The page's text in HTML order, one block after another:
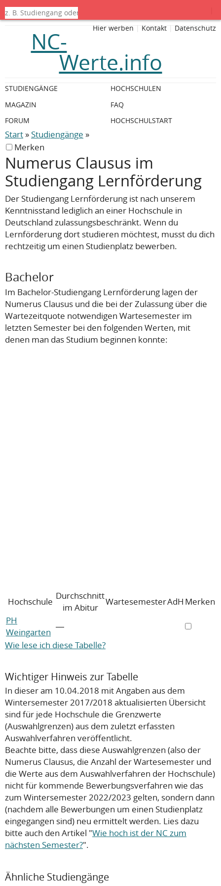
Start » Studiengänge »
Merken
Numerus Clausus im
Studiengang Lernförderung
Der Studiengang Lernförderung ist nach unserem
Kenntnisstand lediglich an einer Hochschule in
Deutschland zulassungsbeschränkt. Wenn du
Lernförderung dort studieren möchtest, musst du dich
rechtzeitig um einen Studienplatz bewerben.
Bachelor
Im Bachelor-Studiengang Lernförderung lagen der
Numerus Clausus und die bei der Zulassung über die
Wartezeitquote notwendigen Wartesemester im
letzten Semester bei den folgenden Werten, mit
denen man das Studium beginnen konnte:
Hochschule
Durchschnitt
im Abitur
WartesemesterAdH Merken
PH
Weingarten
―
Wie lese ich diese Tabelle?
Wichtiger Hinweis zur Tabelle
In dieser am 10.04.2018 mit Angaben aus dem
Wintersemester 2017/2018 aktualisierten Übersicht
sind für jede Hochschule die Grenzwerte
(Auswahlgrenzen) aus dem zuletzt erfassten
Auswahlverfahren veröffentlicht.
Beachte bitte, dass diese Auswahlgrenzen (also der
Numerus Clausus, die Anzahl der Wartesemester und
die Werte aus dem Auswahlverfahren der Hochschule)
nichtfür kommende Bewerbungsverfahren wie das
zum Wintersemester 2022/2023 gelten, sondern dann
(nachdem alle Bewerbungen um einen Studienplatz
eingegangen sind) neu ermittelt werden. Lies dazu
bitte auch den Artikel "Wie hoch ist der NC zum
nächsten Semester?".
Ähnliche Studiengänge
Hier werben | Kontakt | Datenschutz
NC-
Werte.info
STUDIENGÄNGE
HOCHSCHULEN
MAGAZIN
FAQ
FORUM
HOCHSCHULSTART